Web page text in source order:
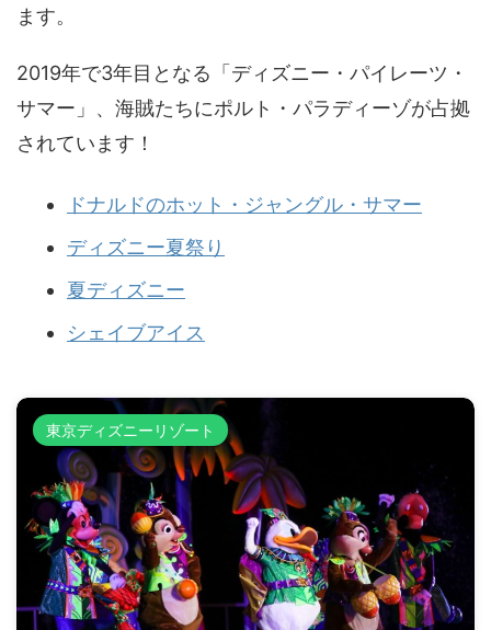
ます。
2019年で3年目となる「ディズニー・パイレーツ・
サマー」、海賊たちにポルト・パラディーゾが占拠
されています！
ドナルドのホット・ジャングル・サマー
ディズニー夏祭り
夏ディズニー
シェイブアイス
東京ディズニーリゾート